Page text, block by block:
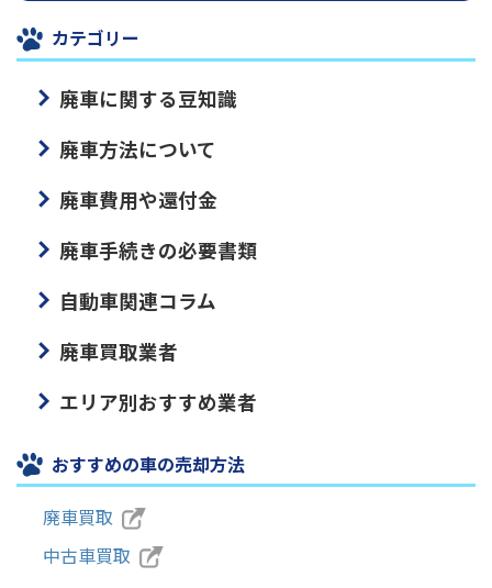
カテゴリー
廃車に関する豆知識
廃車方法について
廃車費用や還付金
廃車手続きの必要書類
自動車関連コラム
廃車買取業者
エリア別おすすめ業者
おすすめの車の売却方法
廃車買取
中古車買取